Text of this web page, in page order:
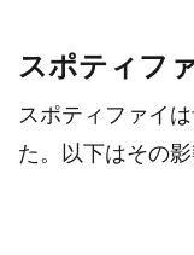
スポティフ
スポティファイ
た。以下はその